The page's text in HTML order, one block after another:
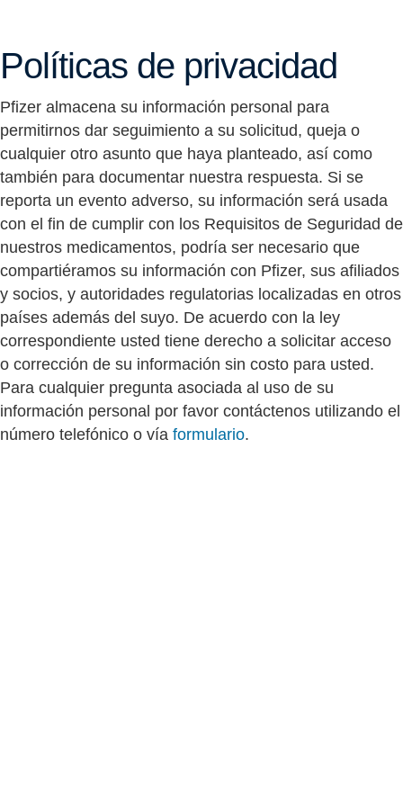
Políticas de privacidad
Pfizer almacena su información personal para
permitirnos dar seguimiento a su solicitud, queja o
cualquier otro asunto que haya planteado, así como
también para documentar nuestra respuesta. Si se
reporta un evento adverso, su información será usada
con el fin de cumplir con los Requisitos de Seguridad de
nuestros medicamentos, podría ser necesario que
compartiéramos su información con Pfizer, sus afiliados
y socios, y autoridades regulatorias localizadas en otros
países además del suyo. De acuerdo con la ley
correspondiente usted tiene derecho a solicitar acceso
o corrección de su información sin costo para usted.
Para cualquier pregunta asociada al uso de su
información personal por favor contáctenos utilizando el
número telefónico o vía formulario.